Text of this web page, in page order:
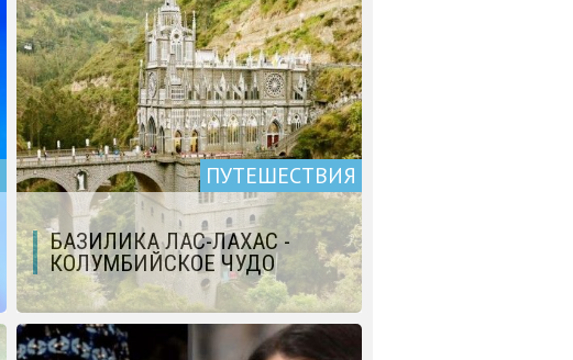
ПУТЕШЕСТВИЯ
БАЗИЛИКА ЛАС-ЛАХАС -
КОЛУМБИЙСКОЕ ЧУДО